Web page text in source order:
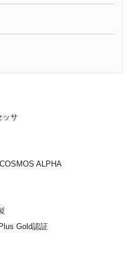
ッサ
ALPHA
Gold認証